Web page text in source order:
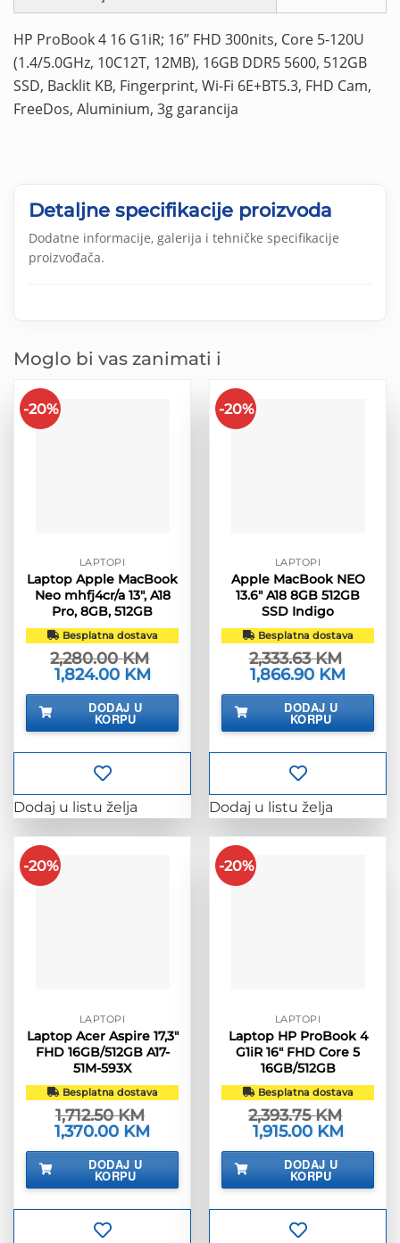
HP ProBook 4 16 G1iR; 16” FHD 300nits, Core 5-120U
(1.4/5.0GHz, 10C12T, 12MB), 16GB DDR5 5600, 512GB
SSD, Backlit KB, Fingerprint, Wi-Fi 6E+BT5.3, FHD Cam,
FreeDos, Aluminium, 3g garancija
Detaljne specifikacije proizvoda
Dodatne informacije, galerija i tehničke specifikacije
proizvođača.
Moglo bi vas zanimati i
-20%
LAPTOPI
Laptop Apple MacBook
Neo mhfj4cr/a 13″, A18
Pro, 8GB, 512GB
Besplatna dostava
2,280.00KM
Izvorna
cijena
bila
2,280.00 KM.
1,824.00 KM
je:
DODAJ U
KORPU
Dodaj u listu želja
-20%
LAPTOPI
Apple MacBook NEO
13.6″ A18 8GB 512GB
SSD Indigo
Besplatna dostava
2,333.63KM
Izvorna
cijena
bila
2,333.63 KM.
1,866.90 KM
je:
DODAJ U
KORPU
Dodaj u listu želja
-20%
LAPTOPI
Laptop Acer Aspire 17,3″
FHD 16GB/512GB A17-
51M-593X
Besplatna dostava
1,712.50KM
Izvorna
cijena
bila
1,712.50 KM.
1,370.00 KM
je:
DODAJ U
KORPU
-20%
LAPTOPI
Laptop HP ProBook 4
G1iR 16″ FHD Core 5
16GB/512GB
Besplatna dostava
2,393.75KM
Izvorna
cijena
bila
2,393.75 KM.
1,915.00 KM
je:
DODAJ U
KORPU